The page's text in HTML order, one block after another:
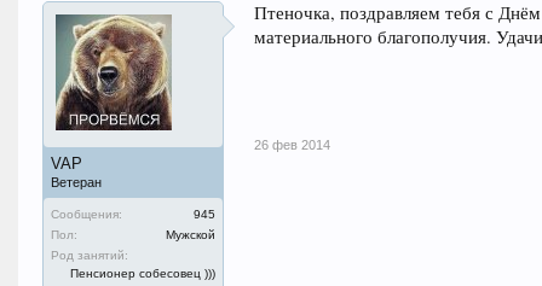
VAP
Ветеран
Сообщения:
945
Пол:
Мужской
Род занятий:
Пенсионер собесовец )))
Птеночка, поздравляем тебя с
материального благополучия.
26 фев 2014